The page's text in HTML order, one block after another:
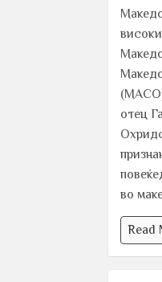
отец
во
Read